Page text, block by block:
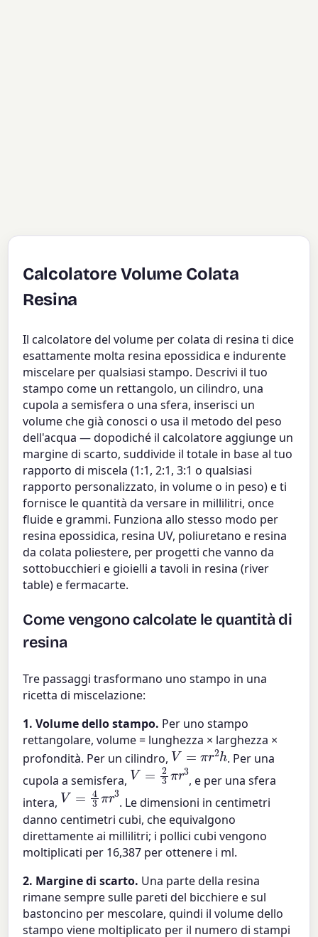
Calcolatore Volume Colata
Resina
Il calcolatore del volume per colata di resina ti dice
esattamente molta resina epossidica e indurente
miscelare per qualsiasi stampo. Descrivi il tuo
stampo come un rettangolo, un cilindro, una
cupola a semisfera o una sfera, inserisci un
volume che già conosci o usa il metodo del peso
dell'acqua — dopodiché il calcolatore aggiunge un
margine di scarto, suddivide il totale in base al tuo
rapporto di miscela (1:1, 2:1, 3:1 o qualsiasi
rapporto personalizzato, in volume o in peso) e ti
fornisce le quantità da versare in millilitri, once
fluide e grammi. Funziona allo stesso modo per
resina epossidica, resina UV, poliuretano e resina
da colata poliestere, per progetti che vanno da
sottobucchieri e gioielli a tavoli in resina (river
table) e fermacarte.
Come vengono calcolate le quantità di
resina
Tre passaggi trasformano uno stampo in una
ricetta di miscelazione:
1. Volume dello stampo. Per uno stampo
rettangolare, volume = lunghezza × larghezza ×
profondità. Per un cilindro, V=πr2h . Per una
cupola a semisfera,
V=23π r 3
, e per una sfera
intera,
V=43πr3
. Le dimensioni in centimetri
danno centimetri cubi, che equivalgono
direttamente ai millilitri; i pollici cubi vengono
moltiplicati per 16,387 per ottenere i ml.
2. Margine di scarto. Una parte della resina
rimane sempre sulle pareti del bicchiere e sul
bastoncino per mescolare, quindi il volume dello
stampo viene moltiplicato per il numero di stampi